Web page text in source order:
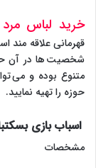
خرید لباس مرد
قهرمانی علاقه مند
شخصیت ها در آن
متنوع بوده و می
حوزه را تهیه نمایید.
اسباب بازی
مشخصات